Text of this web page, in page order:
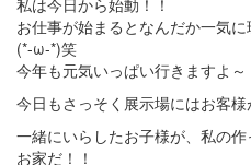
私は今日から始動！！
お仕事が始まるとなんだか一気
(*-ω-*)笑
今年も元気いっぱい行きますよ～
今日もさっそく展示場にはお客様
一緒にいらしたお子様が、私の
お家だ！！